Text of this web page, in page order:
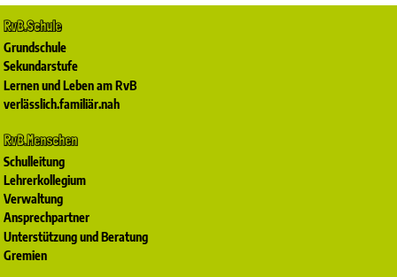
RvB.Schule
Grundschule
Sekundarstufe
Lernen und Leben am RvB
verlässlich.familiär.nah
RvB.Menschen
Schulleitung
Lehrerkollegium
Verwaltung
Ansprechpartner
Unterstützung und Beratung
Gremien